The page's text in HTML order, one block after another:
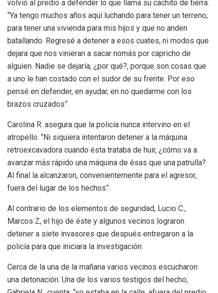
volvió al predio a defender lo que llama su cachito de tierra.
“Ya tengo muchos años aquí luchando para tener un terreno,
para tener una vivienda para mis hijos y que no anden
batallando. Regresé a detener a esos cuates, ni modos que
dejara que nos vinieran a sacar nomás por capricho de
alguien. Nadie se dejaría, ¿por qué?, porque son cosas que
a uno le han costado con el sudor de su frente. Por eso
pensé en defender, en ayudar, en no quedarme con los
brazos cruzados”.
Carolina R. asegura que la policía nunca intervino en el
atropello. “Ni siquiera intentaron detener a la máquina
retroexcavadora cuando ésta trataba de huir, ¿cómo va a
avanzar más rápido una máquina de ésas que una patrulla?
Al final la alcanzaron, convenientemente para el agresor,
fuera del lugar de los hechos”.
Al contrario de los elementos de seguridad, Lucio C.,
Marcos Z, el hijo de éste y algunos vecinos lograron
detener a siete invasores que después entregaron a la
policía para que iniciara la investigación.
Cerca de la una de la mañana varios vecinos escucharon
una detonación. Una de los varios testigos del hecho,